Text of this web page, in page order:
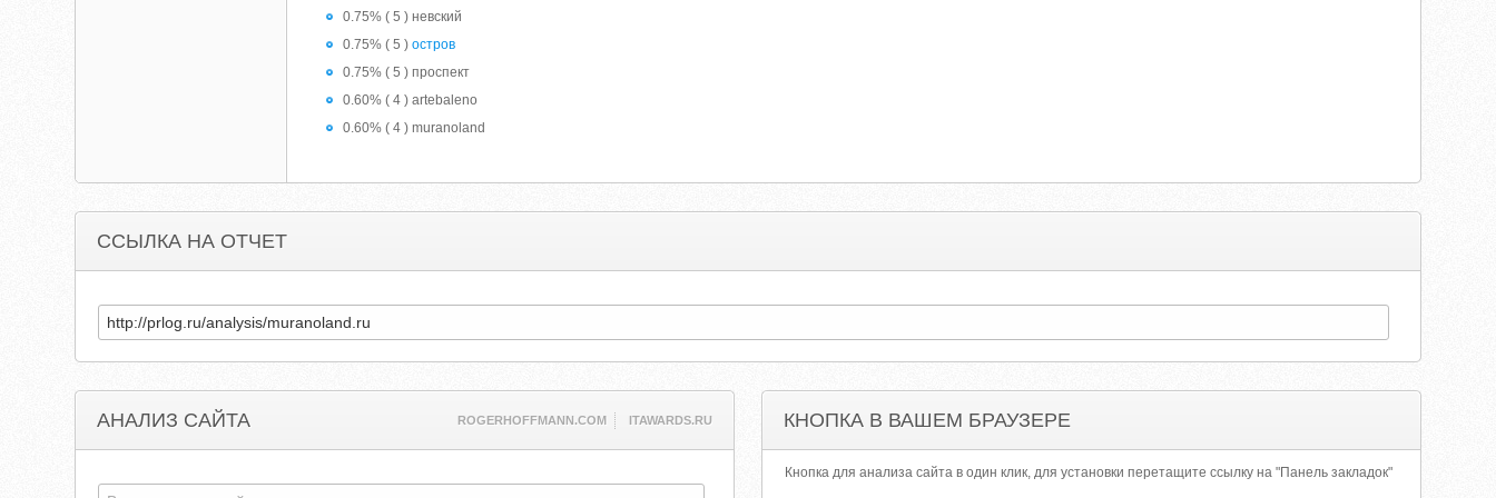
0.75% ( 5 ) невский
0.75% ( 5 )остров
0.75% ( 5 ) проспект
0.60% ( 4 ) artebaleno
0.60% ( 4 ) muranoland
ССЫЛКА НА ОТЧЕТ
АНАЛИЗ САЙТА ROGERHOFFMANN.COM ITAWARDS.RU КНОПКА В ВАШЕМ БРАУЗЕРЕ
Кнопка для анализа сайта в один клик, для установки перетащите ссылку на "Панель закладок"